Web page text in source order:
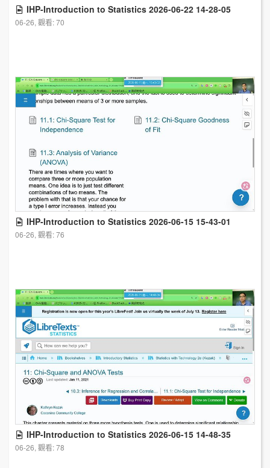
IHP-Introduction to Statistics 2026-06-22 14-28-05
06-26, 觀看: 70
IHP-Introduction to Statistics 2026-06-15 15-43-01
06-26, 觀看: 76
IHP-Introduction to Statistics 2026-06-15 14-48-35
06-26, 觀看: 78